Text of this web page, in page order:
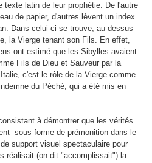
texte latin de leur prophétie. De l'autre
de papier, d'autres lèvent un index
Dans celui-ci se trouve, au dessus
la Vierge tenant son Fils. En effet,
ont estimé que les Sibylles avaient
Fils de Dieu et Sauveur par la
c'est le rôle de la Vierge comme
du Péché, qui a été mis en
à démontrer que les vérités
sous forme de prémonition dans le
support visuel spectaculaire pour
réalisait (on dit "accomplissait") la